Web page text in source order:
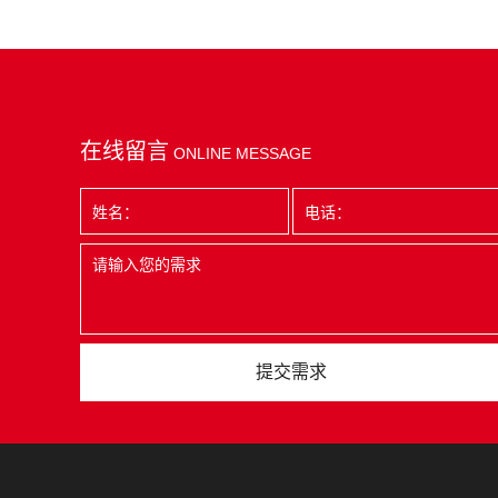
在线留言 ONLINE MESSAGE